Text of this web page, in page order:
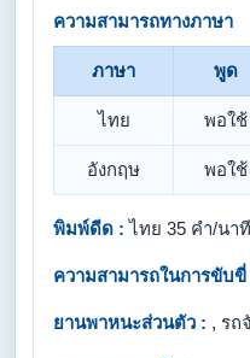
ความสามารถทางภาษา
ภาษา พูด
ไทย พอใช้
อังกฤษ พอใช้
พิมพ์ดีด : ไทย 35 คำ/นา
ความสามารถในการขับขี่
ยานพาหนะส่วนตัว : , รถ